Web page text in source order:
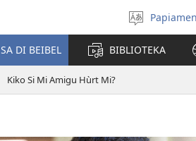
DI BEIBEL BIBLIOTEKA
Kiko Si Mi Amigu Hùrt Mi?